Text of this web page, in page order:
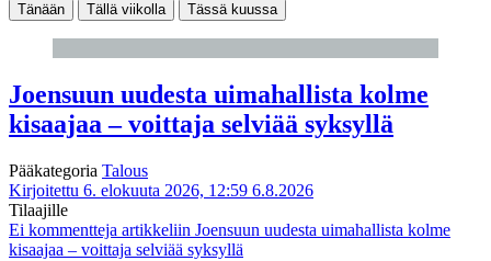
Tänään Tällä viikolla Tässä kuussa
Joensuun uudesta uimahallista kolme
kisaajaa – voittaja selviää syksyllä
Pääkategoria Talous
Kirjoitettu 6. elokuuta 2026, 12:59 6.8.2026
Tilaajille
Ei kommentteja artikkeliin Joensuun uudesta uimahallista kolme
kisaajaa – voittaja selviää syksyllä